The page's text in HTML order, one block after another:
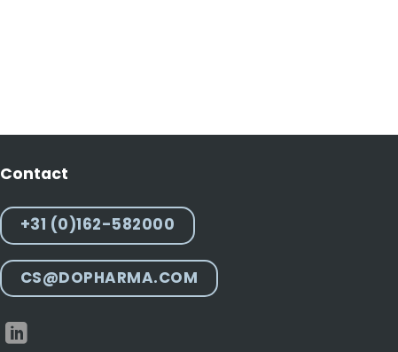
Contact
+31 (0)162-582000
CS@DOPHARMA.COM